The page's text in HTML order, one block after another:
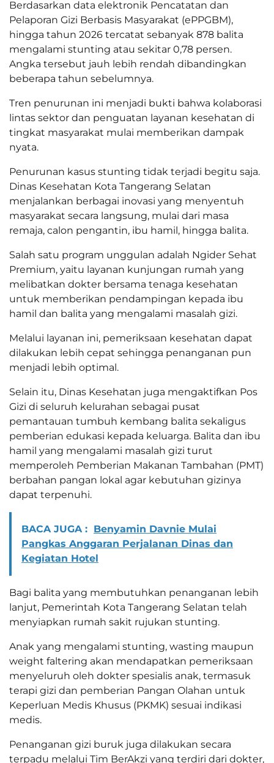
Berdasarkan data elektronik Pencatatan dan
Pelaporan Gizi Berbasis Masyarakat (ePPGBM),
hingga tahun 2026 tercatat sebanyak 878 balita
mengalami stunting atau sekitar 0,78 persen.
Angka tersebut jauh lebih rendah dibandingkan
beberapa tahun sebelumnya.
Tren penurunan ini menjadi bukti bahwa kolaborasi
lintas sektor dan penguatan layanan kesehatan di
tingkat masyarakat mulai memberikan dampak
nyata.
Penurunan kasus stunting tidak terjadi begitu saja.
Dinas Kesehatan Kota Tangerang Selatan
menjalankan berbagai inovasi yang menyentuh
masyarakat secara langsung, mulai dari masa
remaja, calon pengantin, ibu hamil, hingga balita.
Salah satu program unggulan adalah Ngider Sehat
Premium, yaitu layanan kunjungan rumah yang
melibatkan dokter bersama tenaga kesehatan
untuk memberikan pendampingan kepada ibu
hamil dan balita yang mengalami masalah gizi.
Melalui layanan ini, pemeriksaan kesehatan dapat
dilakukan lebih cepat sehingga penanganan pun
menjadi lebih optimal.
Selain itu, Dinas Kesehatan juga mengaktifkan Pos
Gizi di seluruh kelurahan sebagai pusat
pemantauan tumbuh kembang balita sekaligus
pemberian edukasi kepada keluarga. Balita dan ibu
hamil yang mengalami masalah gizi turut
memperoleh Pemberian Makanan Tambahan (PMT)
berbahan pangan lokal agar kebutuhan gizinya
dapat terpenuhi.
BACA JUGA : Benyamin Davnie Mulai
Pangkas Anggaran Perjalanan Dinas dan
Kegiatan Hotel
Bagi balita yang membutuhkan penanganan lebih
lanjut, Pemerintah Kota Tangerang Selatan telah
menyiapkan rumah sakit rujukan stunting.
Anak yang mengalami stunting, wasting maupun
weight faltering akan mendapatkan pemeriksaan
menyeluruh oleh dokter spesialis anak, termasuk
terapi gizi dan pemberian Pangan Olahan untuk
Keperluan Medis Khusus (PKMK) sesuai indikasi
medis.
Penanganan gizi buruk juga dilakukan secara
terpadu melalui Tim BerAkzi yang terdiri dari dokter,